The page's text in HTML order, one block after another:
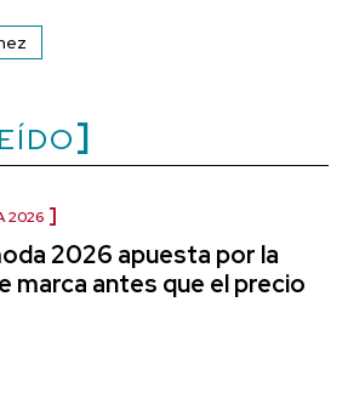
2026
2026 apuesta por la
marca antes que el precio